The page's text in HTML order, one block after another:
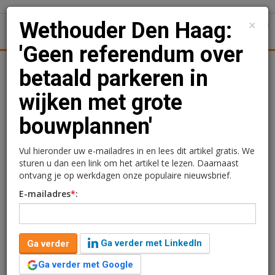
Nieuws Uitgelicht Achtergronden Woningmarkt
Wethouder Den Haag:
'Geen referendum over
betaald parkeren in
wijken met grote
bouwplannen'
Redactie
6 februari 2025 om 09:00
2 jaar geleden aangepast
4 minuten leestijd
Een referendum houden over het invoeren van betaald
×
Wethouder Den Haag:
'Geen referendum over
betaald parkeren in
wijken met grote
bouwplannen'
Vul hieronder uw e-mailadres in en lees dit artikel gratis. We
sturen u dan een link om het artikel te lezen. Daarnaast
ontvang je op werkdagen onze populaire nieuwsbrief.
E-mailadres*:
Ga verder
Ga verder met LinkedIn
Ga verder met Google